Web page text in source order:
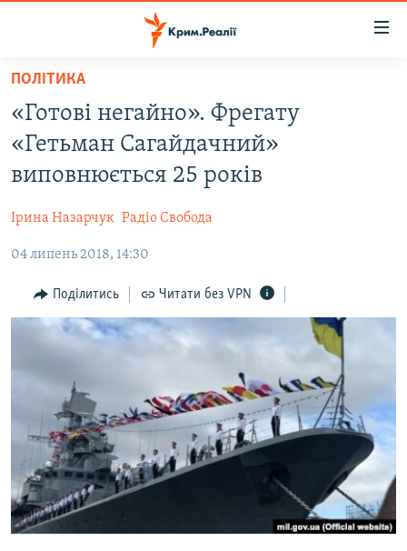
Перейти
основного
матеріалу
до
основної
навігації
Перейти
пошуку
БЛОГИ
ПОГЛЯД
ІНТЕРВ'Ю
ВСЕ ЗА ДЕНЬ
СПЕЦПРОЕКТИ
ДЕПОРТАЦІЯ
ВІДЕОУРОКИ «ELIFBE»
СВІДЧЕННЯ ОКУПАЦІЇ
УКРАЇНСЬКА ПРОБЛЕМА КРИМУ
ІНФОГРАФІКА
ЯК ОБІЙТИ БЛОКУВАННЯ
Русский
Qırımtatar
ДОЛУЧАЙСЯ!
ПОЛІТИКА
«Готові негайно». Фрегату
«Гетьман Сагайдачний»
виповнюється 25 років
Ірина Назарчук Радіо Свобода
04 липень 2018, 14:30
Поділитись Читати без VPN